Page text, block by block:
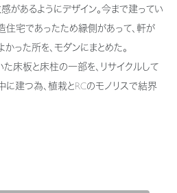
まいをご検討の方
建築実例、注目の最新情報など、住まい
ンジです。
があるようにデザイン。今まで建ってい
宅であったため縁側があって、軒が
った所を、モダンにまとめた。
床板と床柱の一部を、リサイクルして
に建つ為、植栽とRCのモノリスで結界